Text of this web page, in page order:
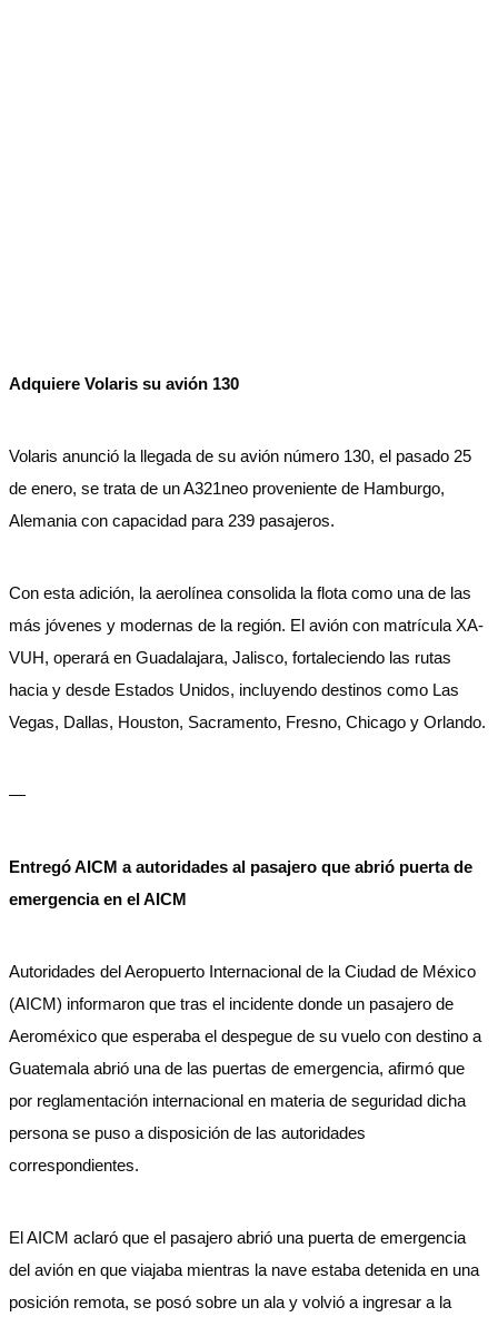
Adquiere Volaris su avión 130
Volaris anunció la llegada de su avión número 130, el pasado 25
de enero, se trata de un A321neo proveniente de Hamburgo,
Alemania con capacidad para 239 pasajeros.
Con esta adición, la aerolínea consolida la flota como una de las
más jóvenes y modernas de la región. El avión con matrícula XA-
VUH, operará en Guadalajara, Jalisco, fortaleciendo las rutas
hacia y desde Estados Unidos, incluyendo destinos como Las
Vegas, Dallas, Houston, Sacramento, Fresno, Chicago y Orlando.
—
Entregó AICM a autoridades al pasajero que abrió puerta de
emergencia en el AICM
Autoridades del Aeropuerto Internacional de la Ciudad de México
(AICM) informaron que tras el incidente donde un pasajero de
Aeroméxico que esperaba el despegue de su vuelo con destino a
Guatemala abrió una de las puertas de emergencia, afirmó que
por reglamentación internacional en materia de seguridad dicha
persona se puso a disposición de las autoridades
correspondientes.
El AICM aclaró que el pasajero abrió una puerta de emergencia
del avión en que viajaba mientras la nave estaba detenida en una
posición remota, se posó sobre un ala y volvió a ingresar a la